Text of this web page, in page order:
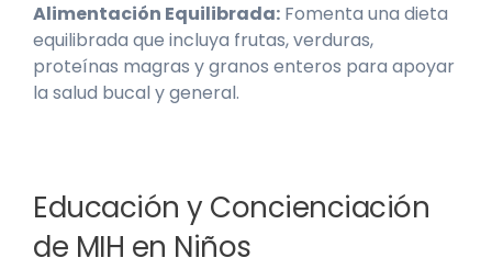
Alimentación Equilibrada: Fomenta una dieta
equilibrada que incluya frutas, verduras,
proteínas magras y granos enteros para apoyar
la salud bucal y general.
Educación y Concienciación
de MIH en Niños